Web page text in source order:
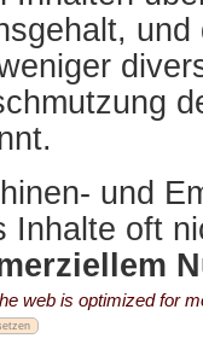
und
Inhalte oft
web is optimized for